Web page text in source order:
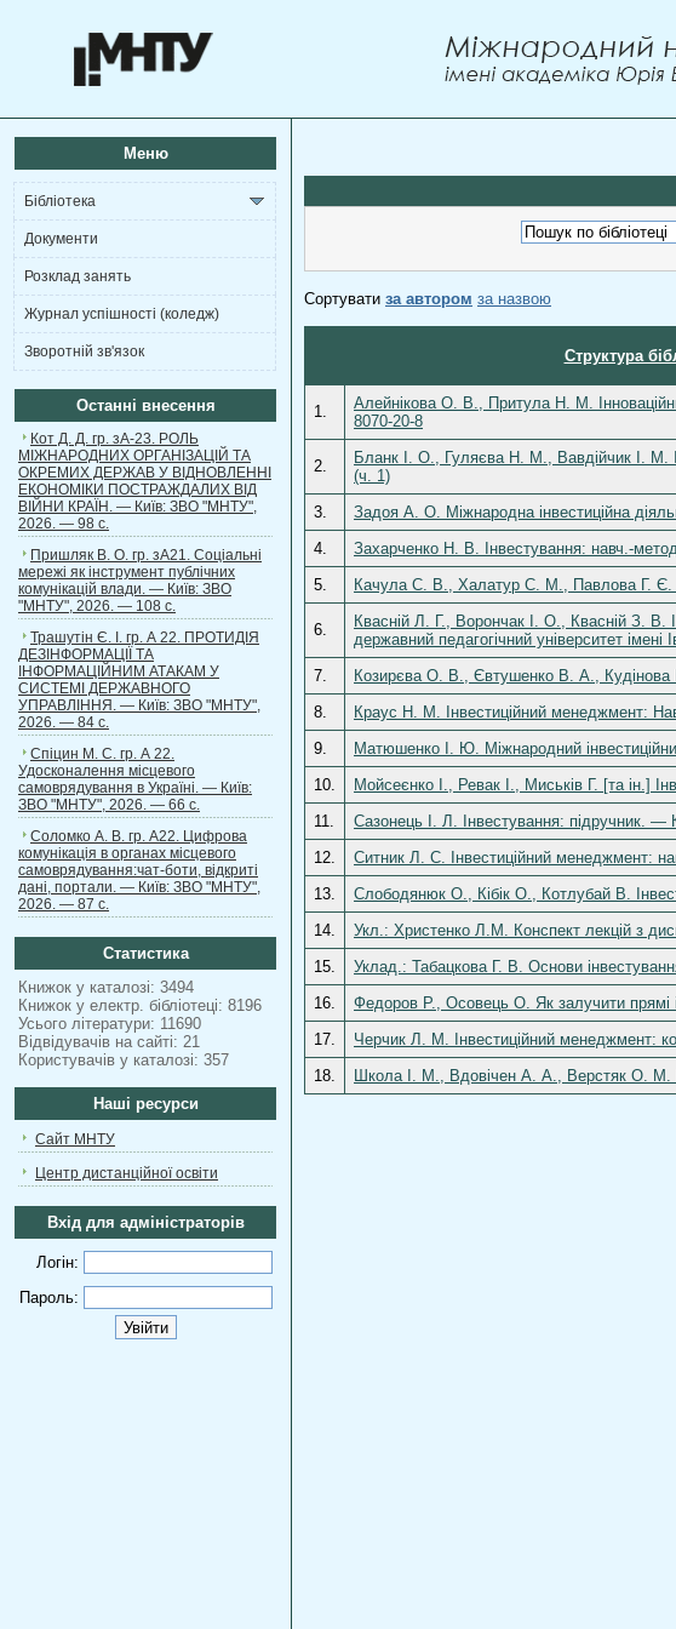
Меню
Бібліотека
Документи
Розклад занять
Журнал успішності (коледж)
Зворотній зв'язок
Останні внесення
Кот Д. Д. гр. зА-23. РОЛЬ
МІЖНАРОДНИХ ОРГАНІЗАЦІЙ ТА
ОКРЕМИХ ДЕРЖАВ У ВІДНОВЛЕННІ
ЕКОНОМІКИ ПОСТРАЖДАЛИХ ВІД
ВІЙНИ КРАЇН. — Київ: ЗВО "МНТУ",
2026. — 98 с.
Пришляк В. О. гр. зА21. Соціальні
мережі як інструмент публічних
комунікацій влади. — Київ: ЗВО
"МНТУ", 2026. — 108 с.
Трашутін Є. І. гр. А 22. ПРОТИДІЯ
ДЕЗІНФОРМАЦІЇ ТА
ІНФОРМАЦІЙНИМ АТАКАМ У
СИСТЕМІ ДЕРЖАВНОГО
УПРАВЛІННЯ. — Київ: ЗВО "МНТУ",
2026. — 84 с.
Спіцин М. С. гр. А 22.
Удосконалення місцевого
самоврядування в Україні. — Київ:
ЗВО "МНТУ", 2026. — 66 с.
Соломко А. В. гр. А22. Цифрова
комунікація в органах місцевого
самоврядування:чат-боти, відкриті
дані, портали. — Київ: ЗВО "МНТУ",
2026. — 87 с.
Статистика
Книжок у каталозі: 3494
Книжок у електр. бібліотеці: 8196
Усього літератури: 11690
Відвідувачів на сайті: 21
Користувачів у каталозі: 357
Наші ресурси
Сайт МНТУ
Центр дистанційної освіти
Вхід для адміністраторів
Логін:
Пароль:
Сортувати за автором за назвою
Структура
1.
Алейнікова О. В., Притула Н. М.
8070-20-8
2.
Бланк І. О., Гуляєва Н. М., Вавдійчик І. М.
(ч. 1)
3.
Задоя А. О. Міжнародна інвестиційна
4.
Захарченко Н. В. Інвестування: навч.-
5.
Качула С. В., Халатур С. М., Павлова Г. Є.
6.
Квасній Л. Г., Ворончак І. О., Квасній З. В.
державний педагогічний університет
7.
Козирєва О. В., Євтушенко В. А.,
8.
Краус Н. М. Інвестиційний менеджмент:
9.
Матюшенко І. Ю. Міжнародний
10.
Мойсеєнко І., Ревак І., Миськів Г. [та ін.]
11.
Сазонець І. Л. Інвестування: підручник.
12.
Ситник Л. С. Інвестиційний менеджмент:
13.
Слободянюк О., Кібік О., Котлубай В.
14.
Укл.: Христенко Л.М. Конспект лекцій з
15.
Уклад.: Табацкова Г. В. Основи
16.
Федоров Р., Осовець О. Як залучити прямі
17.
Черчик Л. М. Інвестиційний менеджмент:
18.
Школа І. М., Вдовічен А. А., Верстяк О. М.